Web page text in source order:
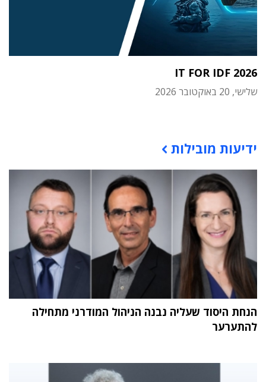
IT FOR IDF 2026
שלישי, 20 באוקטובר 2026
ידיעות מובילות
הנחת היסוד שעליה נבנה הניהול המודרני מתחילה
להתערער